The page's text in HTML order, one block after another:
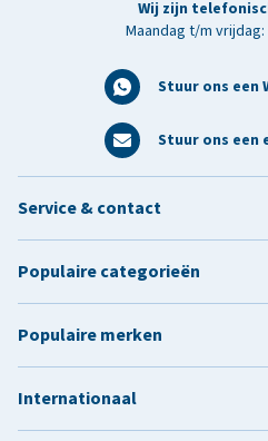
Wij zijn
Maandag t/m vrijdag:
Stuur ons een
Stuur ons een
Service & contact
Populaire categorieën
Populaire merken
Internationaal